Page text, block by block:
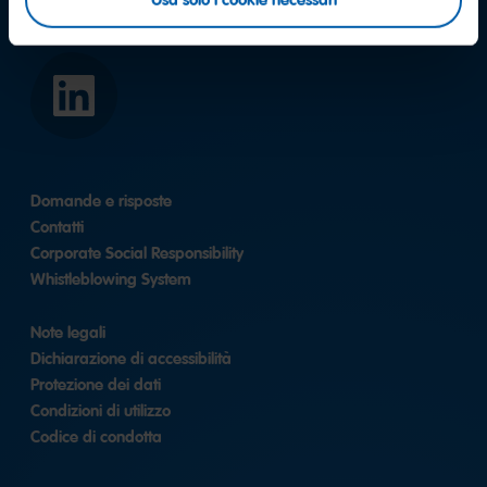
LinkedIn
Domande e risposte
Contatti
Corporate Social Responsibility
Whistleblowing System
Note legali
Dichiarazione di accessibilità
Protezione dei dati
Condizioni di utilizzo
Codice di condotta